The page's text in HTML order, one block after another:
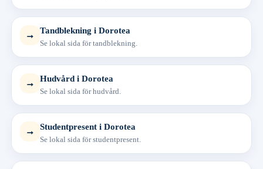
→ Tandblekning i Dorotea
Se lokal sida för tandblekning.
→ Hudvård i Dorotea
Se lokal sida för hudvård.
→ Studentpresent i Dorotea
Se lokal sida för studentpresent.